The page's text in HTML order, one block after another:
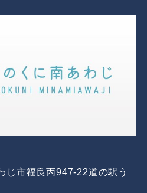
じ市福良丙947-22道の駅う